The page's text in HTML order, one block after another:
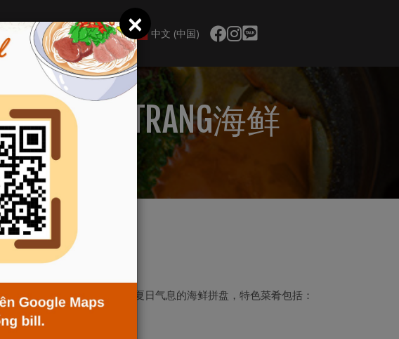
中文 (中国)
索NHA TRANG海鲜
Nha Trang海鲜
，我们为您呈现一个充满夏日气息的海鲜拼盘，特色菜肴包括：
×